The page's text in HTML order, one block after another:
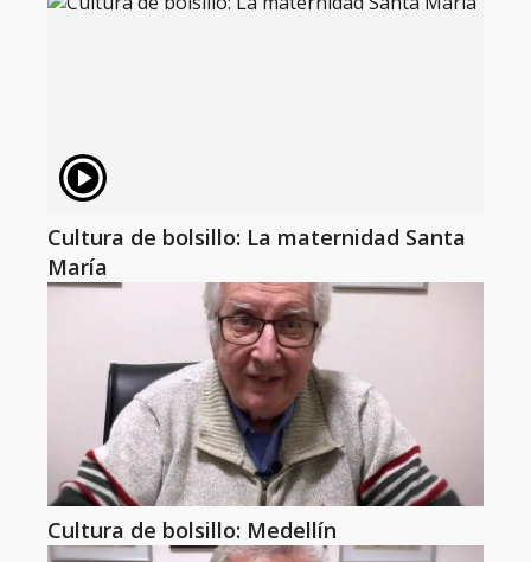
Cultura de bolsillo: La maternidad Santa
María
Cultura de bolsillo: Medellín